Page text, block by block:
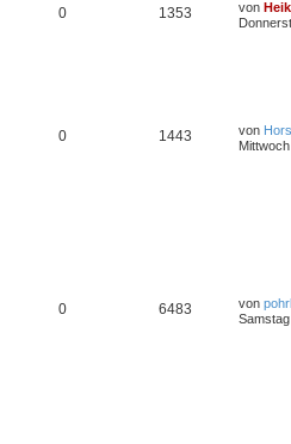
0 1353 von
0 1443 von
0 6483 von pohrl